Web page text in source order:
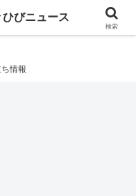
びニュース
情報
びニュース
検索